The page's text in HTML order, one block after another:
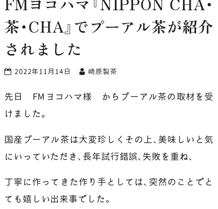
茶・CHA』でプーアル茶が紹介
されました
2022年11月14日 崎原製茶
先日 FMヨコハマ様 からプーアル茶の取材を受
けました。
国産プーアル茶は大変珍しくその上、美味しいと気
にいっていただき、長年試行錯誤、失敗を重ね、
丁寧に作ってきた作り手としては、突然のことでと
ても嬉しい出来事でした。